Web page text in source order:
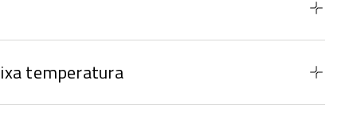
temperatura